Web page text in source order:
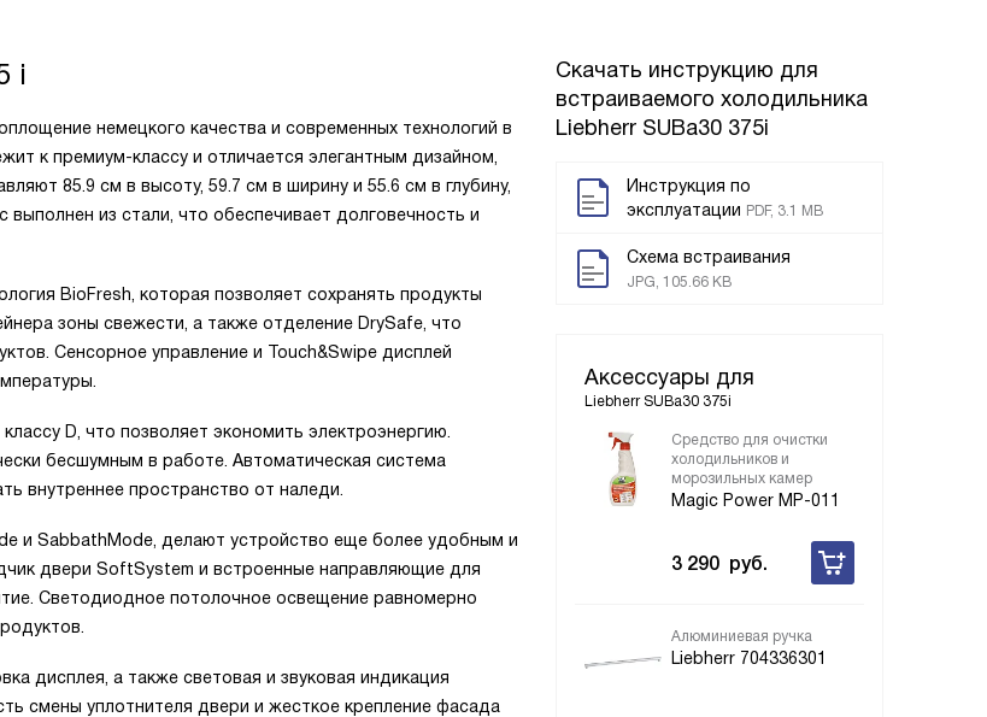
Скачать инструкцию для
встраиваемого холодильника
Liebherr SUBa30 375i
Инструкция по
эксплуатации PDF, 3.1 MB
Схема встраивания
JPG, 105.66 KB
Аксессуары для
Liebherr SUBa30 375i
Средство для очистки
холодильников и
морозильных камер
Magic Power MP-011
3 290 руб.
Алюминиевая ручка
Liebherr 704336301
i
немецкого качества и современных технологий в
к премиум-классу и отличается элегантным дизайном,
85.9 см в высоту, 59.7 см в ширину и 55.6 см в глубину,
из стали, что обеспечивает долговечность и
BioFresh, которая позволяет сохранять продукты
зоны свежести, а также отделение DrySafe, что
Сенсорное управление и Touch&Swipe дисплей
D, что позволяет экономить электроэнергию.
бесшумным в работе. Автоматическая система
внутреннее пространство от наледи.
и SabbathMode, делают устройство еще более удобным и
двери SoftSystem и встроенные направляющие для
Светодиодное потолочное освещение равномерно
дисплея, а также световая и звуковая индикация
смены уплотнителя двери и жесткое крепление фасада